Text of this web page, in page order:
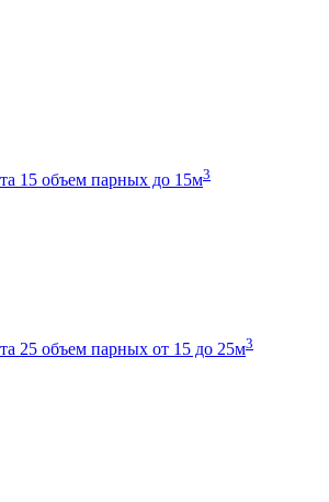
15 объем парных до 15м3
25 объем парных от 15 до 25м3